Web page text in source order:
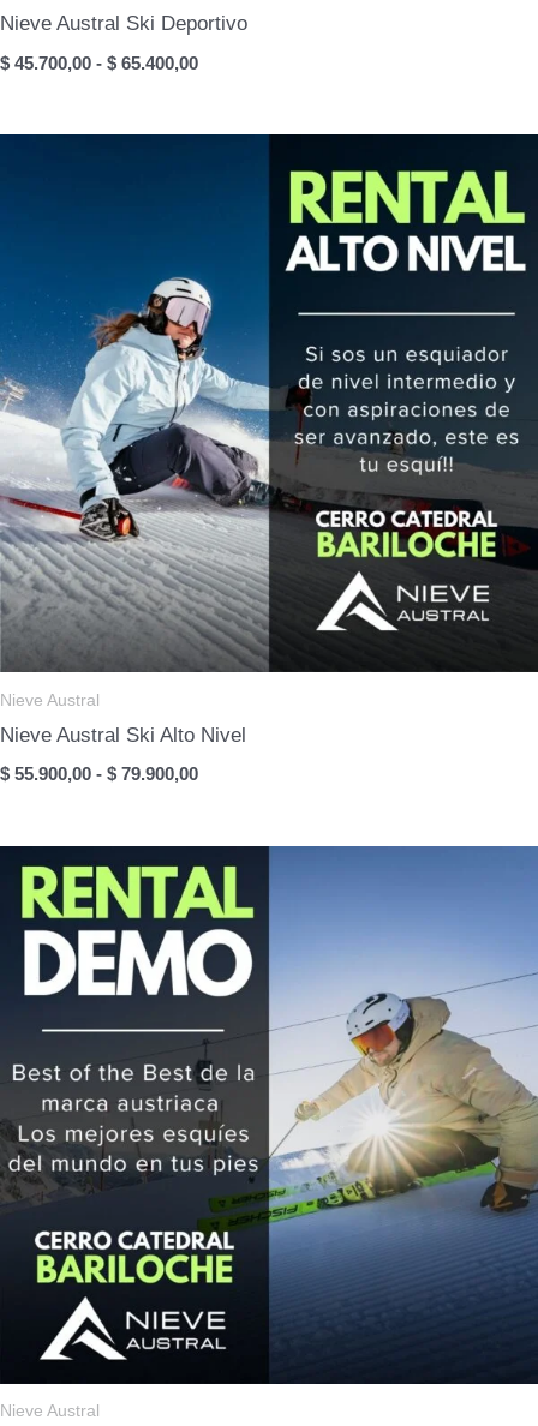
Nieve Austral Ski Deportivo
$ 45.700,00 - $ 65.400,00Rango
desde
Nieve Austral
Nieve Austral Ski Alto Nivel
$ 55.900,00 - $ 79.900,00Rango
desde
$ 55.900,00
hasta
$ 79.900,00
Nieve Austral